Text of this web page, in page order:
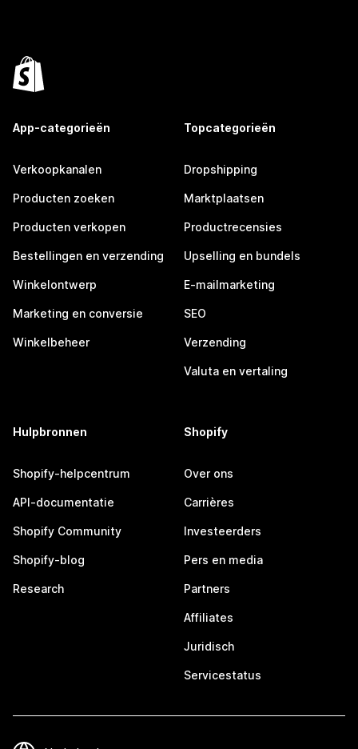
App-categorieën
Verkoopkanalen
Producten zoeken
Producten verkopen
Bestellingen en verzending
Winkelontwerp
Marketing en conversie
Winkelbeheer
Topcategorieën
Dropshipping
Marktplaatsen
Productrecensies
Upselling en bundels
E-mailmarketing
SEO
Verzending
Valuta en vertaling
Hulpbronnen
Shopify-helpcentrum
API-documentatie
Shopify Community
Shopify-blog
Research
Shopify
Over ons
Carrières
Investeerders
Pers en media
Partners
Affiliates
Juridisch
Servicestatus